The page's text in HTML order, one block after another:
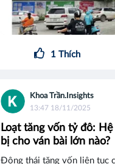
1 Thích
Khoa Trần.Insights
13:47 18/11/2025
Loạt tăng vốn tỷ đô:
bị cho ván bài lớn nào?
Động thái tăng vốn liên tục